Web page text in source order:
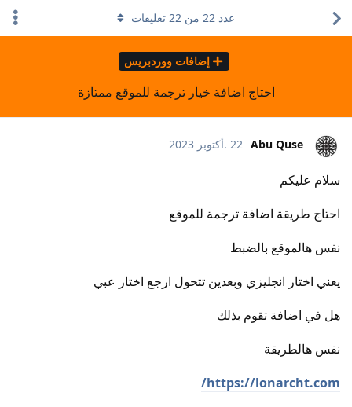
إضافات ووردبريس
احتاج اضافة خيار ترجمة للموقع ممتازة
عدد 22 من 22 تعليقات
Abu Quse 22 .أكتوبر 2023
سلام عليكم
احتاج طريقة اضافة ترجمة للموقع
نفس هالموقع بالضبط
يعني اختار انجليزي وبعدين تتحول ارجع اختار عبي
هل في اضافة تقوم بذلك
نفس هالطريقة
https://lonarcht.com/